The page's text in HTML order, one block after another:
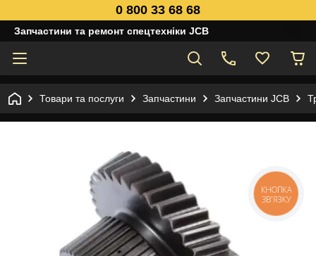
0 800 33 68 68
Запчастини та ремонт спецтехніки JCB
Товари та послуги Запчастини Запчастини JCB
КНОПКА
ЗВ'ЯЗКУ